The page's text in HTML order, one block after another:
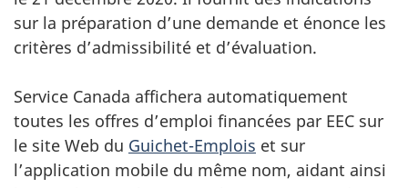
sur la préparation d’une demande et énonce les
critères d’admissibilité et d’évaluation.
Service Canada affichera automatiquement
toutes les offres d’emploi financées par EEC sur
le site Web du Guichet-Emplois et sur
l’application mobile du même nom, aidant ainsi